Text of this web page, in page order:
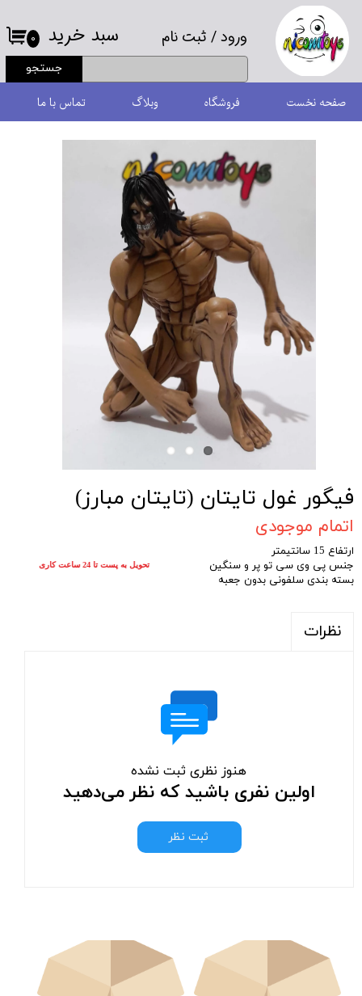
ورود/ ثبت نام
حساب کاربری من
تغییر گذر واژه
سفارشات
خروج از حساب کاربری
جستجو
۰ سبد خرید
صفحه نخست فروشگاه وبلاگ تماس با ما
فیگور غول تایتان (تایتان مبارز)
اتمام موجودی
ارتفاع 15 سانتیمتر
جنس پی وی سی تو پر و سنگین
بسته بندی سلفونی بدون جعبه
نظرات
هنوز نظری ثبت نشده
اولین نفری باشید که نظر می‌دهید
ثبت نظر
تحویل به پست تا 24 ساعت کاری